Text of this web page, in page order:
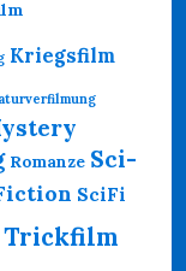
Kriegsfilm
Romanze Sci-
SciFi
Trickfilm